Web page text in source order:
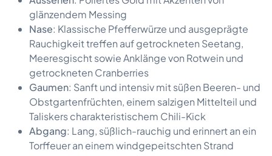
glänzendem Messing
Nase: Klassische Pfefferwürze und ausgeprägte
Rauchigkeit treffen auf getrockneten Seetang,
Meeresgischt sowie Anklänge von Rotwein und
getrockneten Cranberries
Gaumen: Sanft und intensiv mit süßen Beeren- und
Obstgartenfrüchten, einem salzigen Mittelteil und
Taliskers charakteristischem Chili-Kick
Abgang: Lang, süßlich-rauchig und erinnert an ein
Torffeuer an einem windgepeitschten Strand